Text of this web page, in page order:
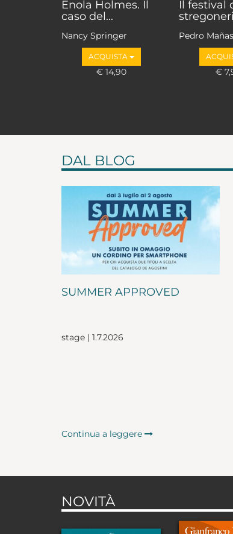
Enola Holmes. Il
caso del...
Nancy Springer
ACQUISTA
€ 14,90
Il festival
Pedro Mañas
€
DAL BLOG
SUMMER APPROVED
stage | 1.7.2026
Continua a leggere
NOVITÀ